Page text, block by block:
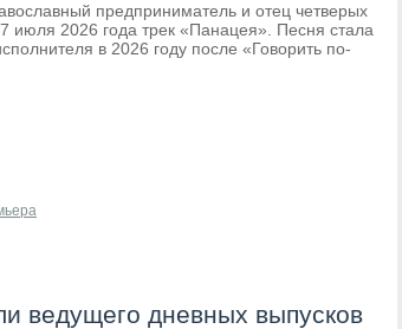
предприниматель и отец четверых
июля 2026 года трек «Панацея». Песня стала
в 2026 году после «Говорить по-
ведущего дневных выпусков